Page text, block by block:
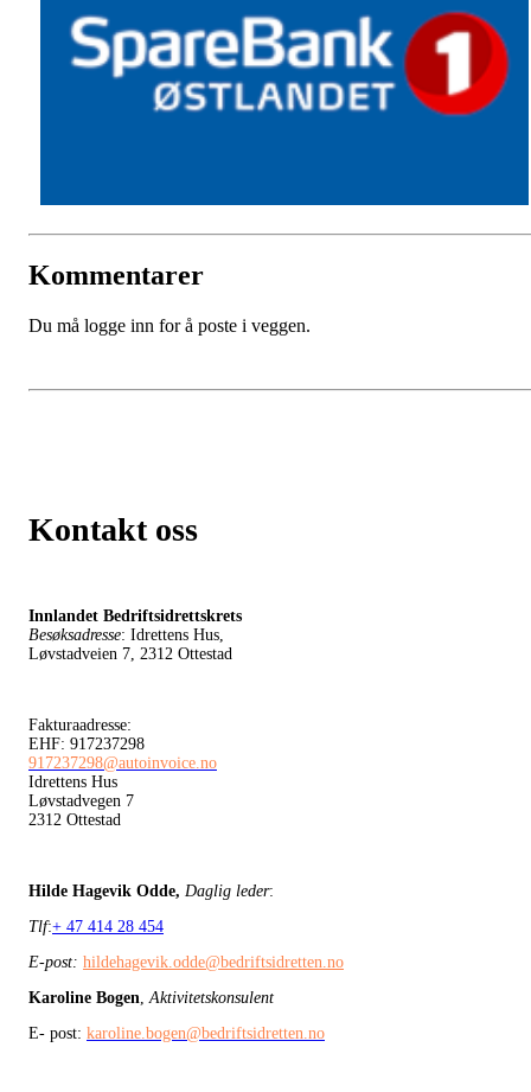
Kommentarer
Du må logge inn for å poste i veggen.
Kontakt oss
Innlandet Bedriftsidrettskrets
Besøksadresse: Idrettens Hus,
Løvstadveien 7, 2312 Ottestad
Fakturaadresse:
EHF: 917237298
917237298@autoinvoice.no
Idrettens Hus
Løvstadvegen 7
2312 Ottestad
Hilde Hagevik Odde, Daglig leder:
Tlf:+ 47 414 28 454
E-post: hildehagevik.odde@bedriftsidretten.no
Karoline Bogen Aktivitetskonsulent
E- post: karoline.bogen@bedriftsidretten.no